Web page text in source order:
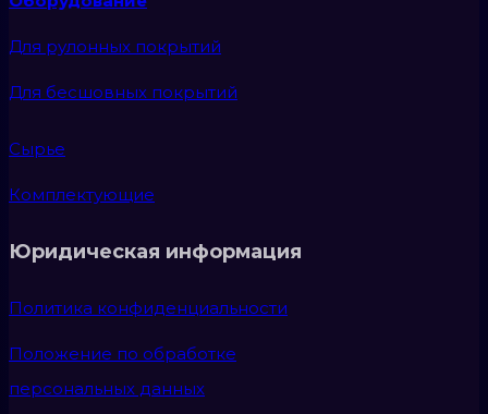
Для рулонных покрытий
Для бесшовных покрытий
Сырье
Комплектующие
Юридическая информация
Политика конфиденциальности
Положение по обработке
персональных данных